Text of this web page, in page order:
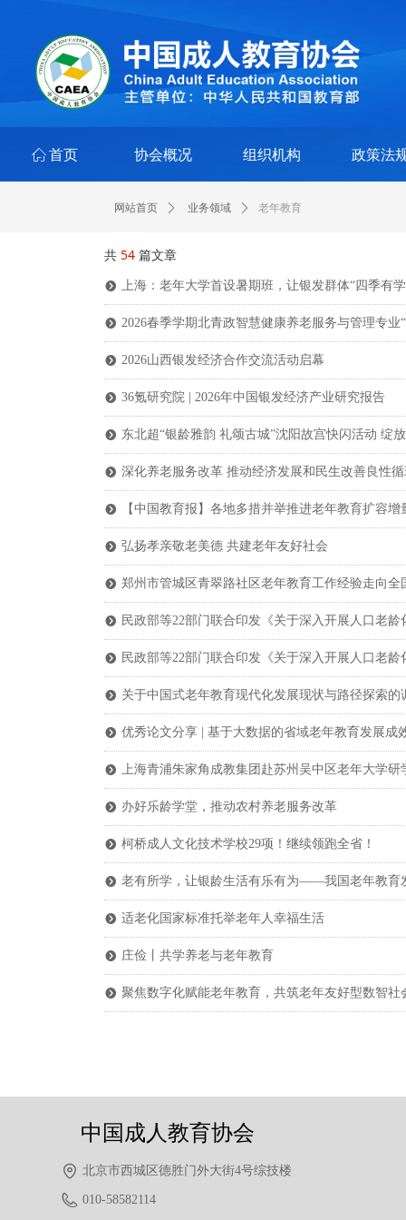
ꀇ 首页 协会概况 组织机构 政策法
网站首页 ꄲ 业务领域 ꄲ 老年教育
共 54 篇文章
뀹 上海：老年大学首设暑期班，让银发群体“四季有
뀹 2026春季学期北青政智慧健康养老服务与管理专业
뀹 2026山西银发经济合作交流活动启幕
뀹 36氪研究院 | 2026年中国银发经济产业研究报告
뀹 东北超“银龄雅韵 礼颂古城”沈阳故宫快闪活动 绽
뀹 深化养老服务改革 推动经济发展和民生改善良性
뀹 【中国教育报】各地多措并举推进老年教育扩容
뀹 弘扬孝亲敬老美德 共建老年友好社会
뀹 郑州市管城区青翠路社区老年教育工作经验走向全
뀹 民政部等22部门联合印发《关于深入开展人口老
뀹 民政部等22部门联合印发《关于深入开展人口老
뀹 关于中国式老年教育现代化发展现状与路径探索的
뀹 优秀论文分享 | 基于大数据的省域老年教育发展成
뀹 上海青浦朱家角成教集团赴苏州吴中区老年大学研
뀹 办好乐龄学堂，推动农村养老服务改革
뀹 柯桥成人文化技术学校29项！继续领跑全省！
뀹 老有所学，让银龄生活有乐有为——我国老年教育
뀹 适老化国家标准托举老年人幸福生活
뀹 庄俭丨共学养老与老年教育
뀹 聚焦数字化赋能老年教育，共筑老年友好型数智社
北京市西城区德胜门外大街4号综技楼
010-58582114
中国成人教育协会